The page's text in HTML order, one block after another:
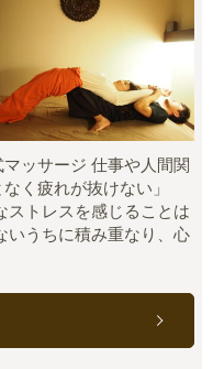
ッサージ 仕事や人間関
く疲れが抜けない」
ストレスを感じることは
いうちに積み重なり、心